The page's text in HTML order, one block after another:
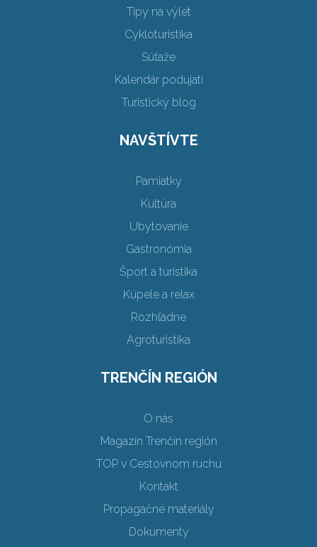
Tipy na výlet
Cykloturistika
Súťaže
Kalendár podujatí
Turistický blog
NAVŠTÍVTE
Pamiatky
Kultúra
Ubytovanie
Gastronómia
Šport a turistika
Kúpele a relax
Rozhľadne
Agroturistika
TRENČÍN REGIÓN
O nás
Magazín Trenčín región
TOP v Cestovnom ruchu
Kontakt
Propagačné materiály
Dokumenty